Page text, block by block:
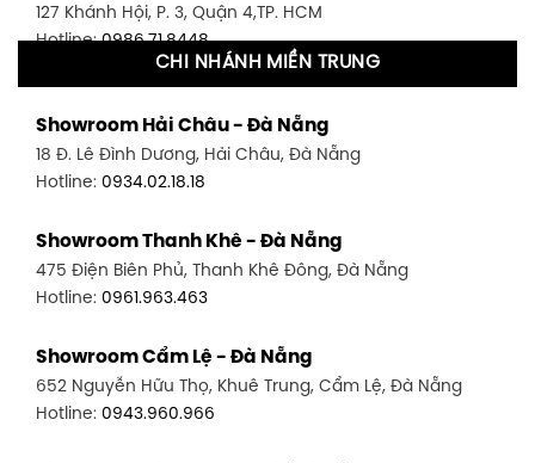
127 Khánh Hội, P. 3, Quận 4,TP. HCM
Hotline:0986.71.8448
1411 Đường 3/2, P. 16, Quận 11, TP. HCM
Hotline:0906.256.759
1448 Huỳnh Tấn Phát, Phú Thuận, Quận 7, TP HCM
Hotline:0946.480.580
348 Đ. Bạch Đằng, P. 14, Bình Thạnh, TP HCM
Hotline:0902.716.230
CHI NHÁNH MIỀN TRUNG
Showroom Hải Châu - Đà Nẵng
18 Đ. Lê Đình Dương, Hải Châu, Đà Nẵng
Hotline: 0934.02.18.18
Showroom Thanh Khê - Đà Nẵng
475 Điện Biên Phủ, Thanh Khê Đông, Đà Nẵng
Hotline: 0961.963.463
Showroom Cẩm Lệ - Đà Nẵng
652 Nguyễn Hữu Thọ, Khuê Trung, Cẩm Lệ, Đà Nẵng
Hotline: 0943.960.966